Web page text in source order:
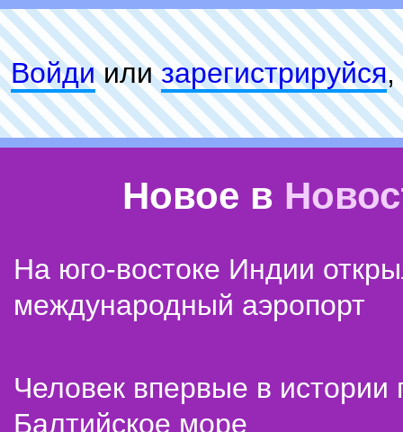
Войдиилизарeгиcтpируйся,
Новое в
На юго-востоке Индии
международный аэропорт
Человек впервые в истории
Балтийское море